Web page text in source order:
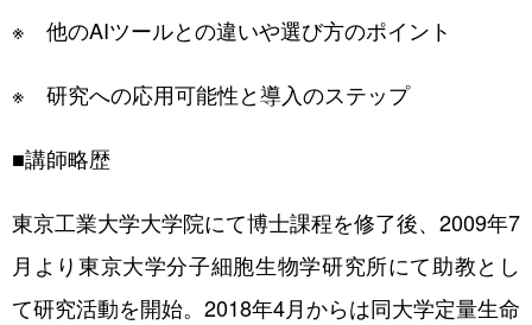
※ 他のAIツールとの違いや選び方のポイント
※ 研究への応用可能性と導入のステップ
■講師略歴
東京工業大学大学院にて博士課程を修了後、2009年7
月より東京大学分子細胞生物学研究所にて助教とし
て研究活動を開始。2018年4月からは同大学定量生命